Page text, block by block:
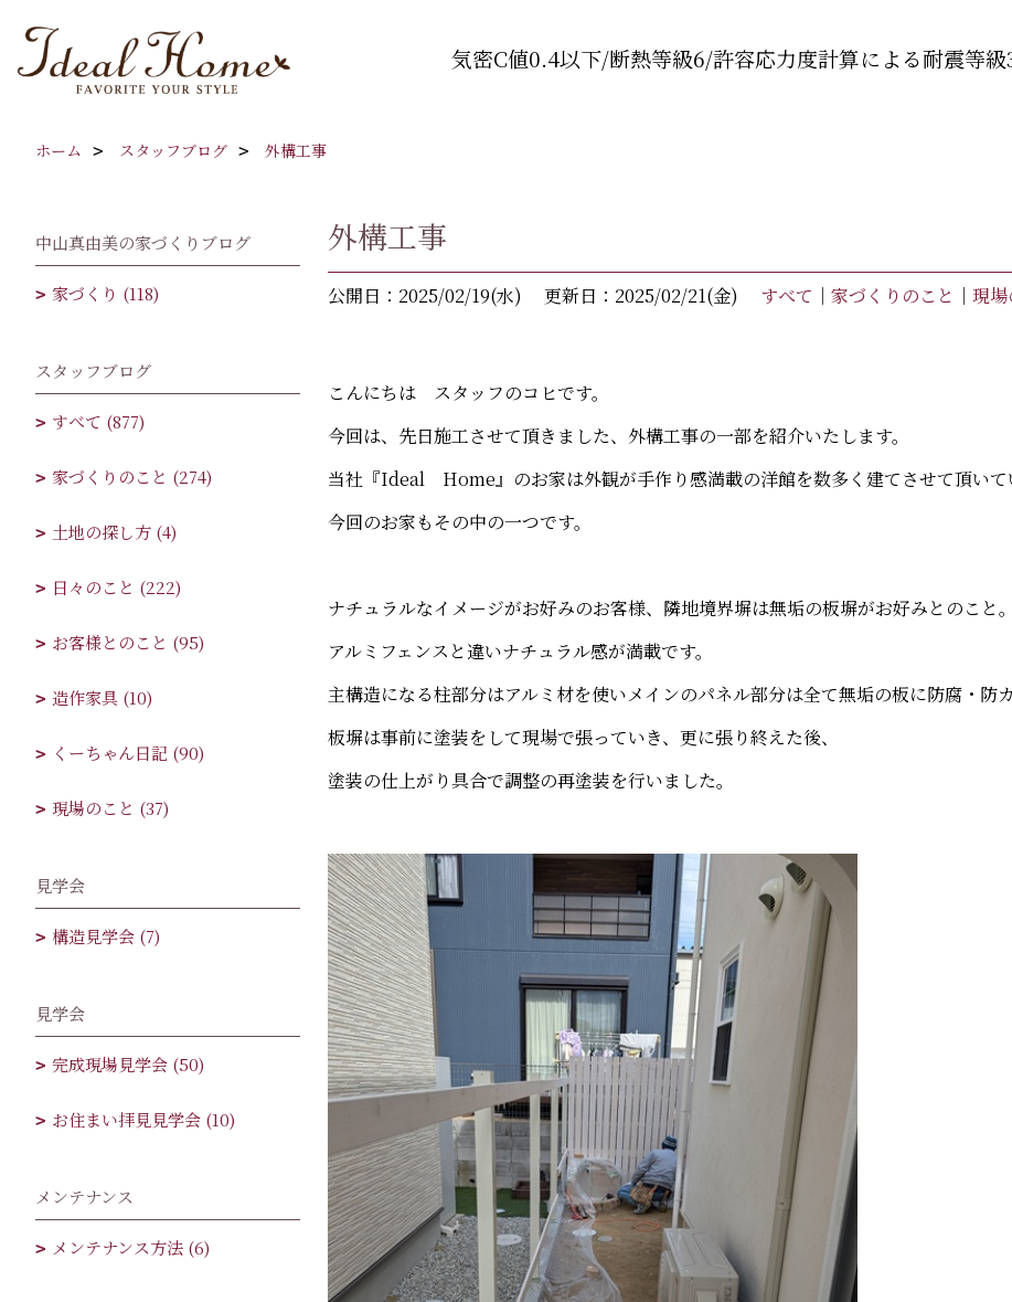
気密C値0.4以下/断熱等級6/許容応力度計算による耐震等級
ホーム スタッフブログ 外構工事
外構工事
公開日：2025/02/19(水) 更新日：2025/02/21(金) すべて ｜ 家づくりのこと ｜ 現場
こんにちは スタッフのコヒです。
今回は、先日施工させて頂きました、外構工事の一部を紹介いたします。
当社『Ideal Home』のお家は外観が手作り感満載の洋館を数多く建てさせて頂いて
今回のお家もその中の一つです。
ナチュラルなイメージがお好みのお客様、隣地境界塀は無垢の板塀がお好みとのこと。
アルミフェンスと違いナチュラル感が満載です。
主構造になる柱部分はアルミ材を使いメインのパネル部分は全て無垢の板に防腐・防
板塀は事前に塗装をして現場で張っていき、更に張り終えた後、
塗装の仕上がり具合で調整の再塗装を行いました。
中山真由美の家づくりブログ
家づくり (118)
スタッフブログ
すべて (877)
家づくりのこと (274)
土地の探し方 (4)
日々のこと (222)
お客様とのこと (95)
造作家具 (10)
くーちゃん日記 (90)
現場のこと (37)
見学会
構造見学会 (7)
見学会
完成現場見学会 (50)
お住まい拝見見学会 (10)
メンテナンス
メンテナンス方法 (6)